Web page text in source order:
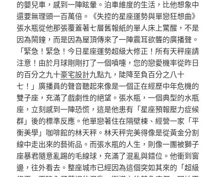
的嬰兒車，感到一陣眩暈。泊車維度的生活，比他想象中
還要無理頭一百萬倍。《失控的星座運勢與單戀狂想曲》
張水瓶從他那張覆蓋著七層舊報紙的單人床上驚醒，不是
因為鬧鐘，而是因為屋頂傳來了一陣震耳欲聾的廣播聲。
「緊急！緊急！今日星座運勢超級大修正！所有天秤座請
注意！由於月球剛剛打了一個噴嚏，您的戀愛機率從昨日
的百分之九十豪宅設計九點九，陡降至負百分之八十
七！」廣播員的聲音聽起來像是一個正在經歷中年危機的
雙子座，充滿了戲劇性的絕望。張水瓶，一個典型的水瓶
座，立刻感到一陣恐慌，這是他患有「星座預報壓力症候
群」後的標準反應。他單戀著住在隔壁棟、經營一家「平
衡美學」咖啡館的林天秤。林天秤完美得像是從黃金分割
線中走出來的藝術品。而張水瓶的人生，則像一團被獅子
座暴君隨意亂踢的毛線球，充滿了混亂與錯位。他衝到窗
邊，往外看去。整座城市已經因為這個突如其來的「超級